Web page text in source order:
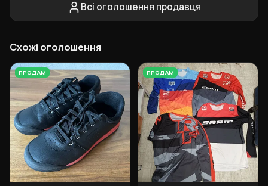
Всі оголошення продавця
Схожі оголошення
ПРОДАМ ПРОДАМ